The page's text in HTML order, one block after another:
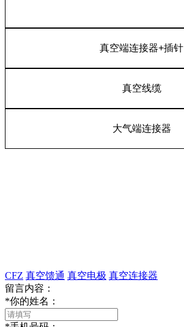
真空端连接器+插针
真空线缆
大气端连接器
CFZ 真空馈通 真空电极 真空连接器
留言内容：
*你的姓名：